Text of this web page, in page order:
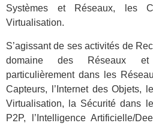
Systèmes et Réseaux, les
Virtualisation.
S’agissant de ses activités de
domaine des Réseaux et
particulièrement dans les
Capteurs, l’Internet des Objets,
Virtualisation, la Sécurité dans
P2P, l’Intelligence Artificielle/